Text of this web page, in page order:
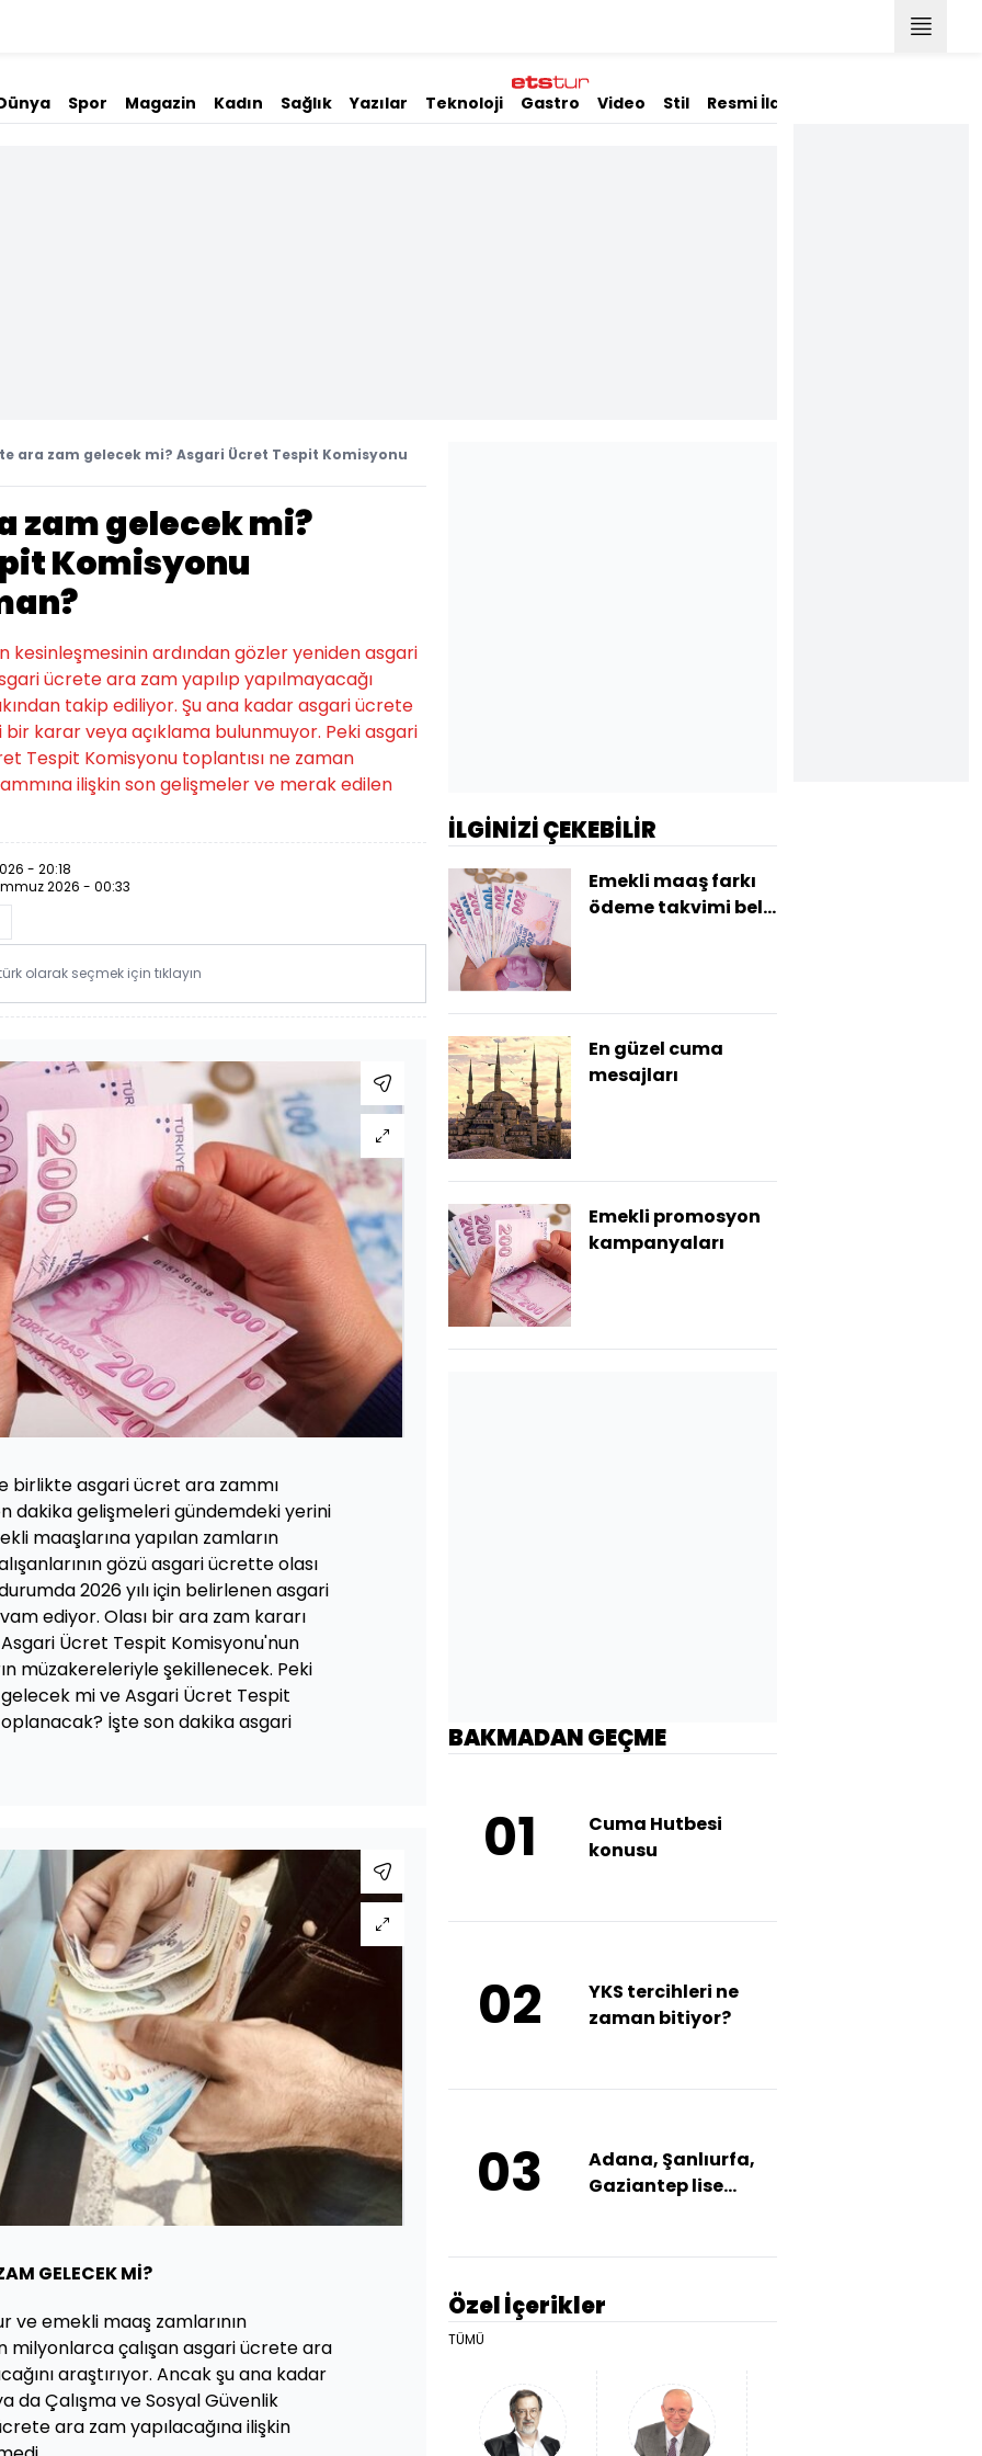
Spor Magazin Kadın Sağlık Yazılar Teknoloji Gastro Video Stil Resmi İlanlar
ara zam gelecek mi? Asgari Ücret Tespit Komisyonu
zam gelecek mi?
Komisyonu
kesinleşmesinin ardından gözler yeniden asgari
ücrete ara zam yapılıp yapılmayacağı
takip ediliyor. Şu ana kadar asgari ücrete
bir karar veya açıklama bulunmuyor. Peki asgari
Tespit Komisyonu toplantısı ne zaman
ilişkin son gelişmeler ve merak edilen
- 20:18
2026 - 00:33
olarak seçmek için tıklayın
birlikte asgari ücret ara zammı
dakika gelişmeleri gündemdeki yerini
maaşlarına yapılan zamların
gözü asgari ücrette olası
2026 yılı için belirlenen asgari
ediyor. Olası bir ara zam kararı
Ücret Tespit Komisyonu'nun
müzakereleriyle şekillenecek. Peki
mi ve Asgari Ücret Tespit
İşte son dakika asgari
GELECEK Mİ?
ve emekli maaş zamlarının
milyonlarca çalışan asgari ücrete ara
araştırıyor. Ancak şu ana kadar
da Çalışma ve Sosyal Güvenlik
ara zam yapılacağına ilişkin
Özel İçerikler
TÜMÜ
İLGİNİZİ ÇEKEBİLİR
Emekli maaş farkı
ödeme takvimi belli
En güzel cuma
mesajları
Emekli promosyon
kampanyaları
BAKMADAN GEÇME
01
Cuma Hutbesi
konusu
02
YKS tercihleri ne
zaman bitiyor?
03
Adana, Şanlıurfa,
Gaziantep lise